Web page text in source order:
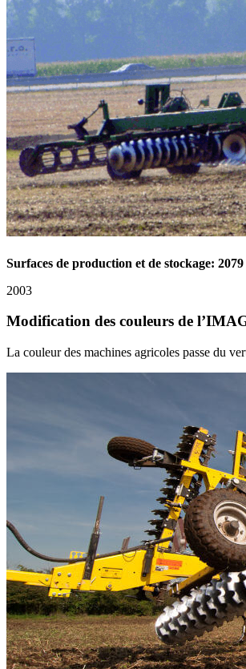
Surfaces de production et de stockage:
2003
Modification des couleurs de
La couleur des machines agricoles passe du